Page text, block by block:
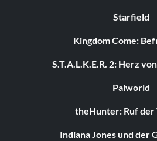
Starfield
Kingdom Come:
S.T.A.L.K.E.R. 2: Herz
Palworld
theHunter: Ruf der
Indiana Jones und der